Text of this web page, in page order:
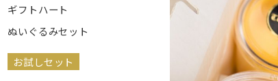
ギフトハート
ぬいぐるみセット
お試しセット